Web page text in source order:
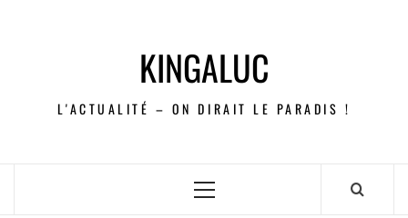
KINGALUC
L'ACTUALITÉ – ON DIRAIT LE PARADIS !